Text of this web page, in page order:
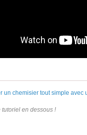
en dessous !